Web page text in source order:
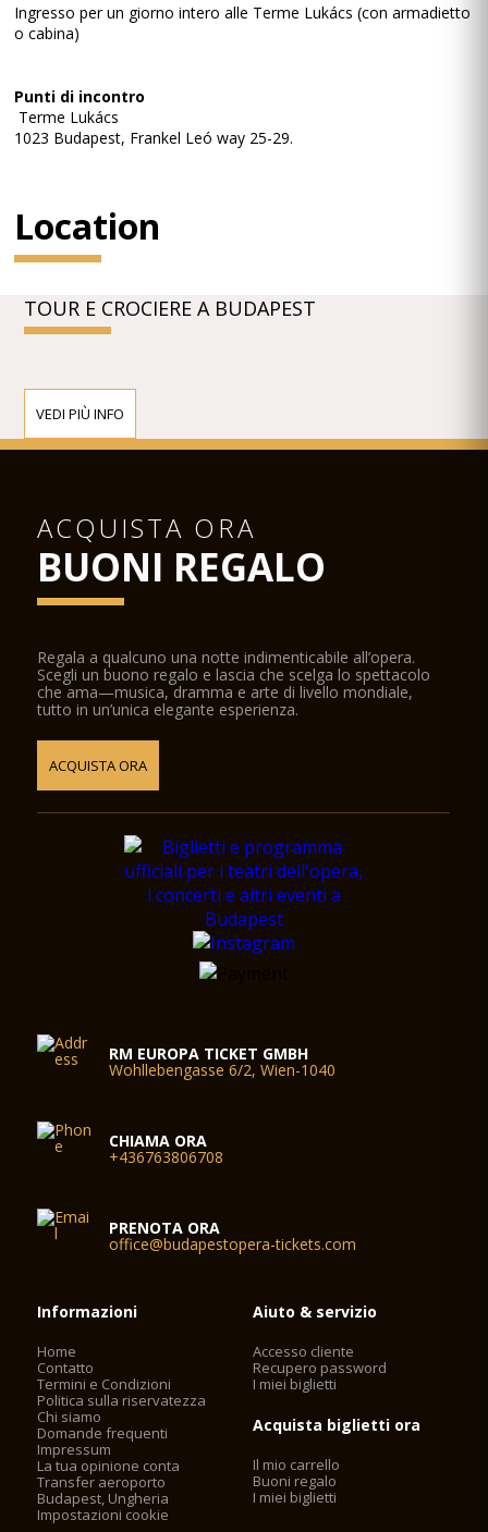
Ingresso per un giorno intero alle Terme Lukács (con armadietto
o cabina)
Punti di incontro
Terme Lukács
1023 Budapest, Frankel Leó way 25-29.
Location
TOUR E CROCIERE A BUDAPEST
VEDI PIÙ INFO
ACQUISTA ORA
BUONI REGALO
Regala a qualcuno una notte indimenticabile all’opera.
Scegli un buono regalo e lascia che scelga lo spettacolo
che ama—musica, dramma e arte di livello mondiale,
tutto in un’unica elegante esperienza.
ACQUISTA ORA
RM EUROPA TICKET GMBH
Wohllebengasse 6/2, Wien-1040
CHIAMA ORA
+436763806708
PRENOTA ORA
office@budapestopera-tickets.com
Informazioni
Home
Contatto
Termini e Condizioni
Politica sulla riservatezza
Chi siamo
Domande frequenti
Impressum
La tua opinione conta
Transfer aeroporto
Budapest, Ungheria
Impostazioni cookie
Aiuto & servizio
Accesso cliente
Recupero password
I miei biglietti
Acquista biglietti ora
Il mio carrello
Buoni regalo
I miei biglietti